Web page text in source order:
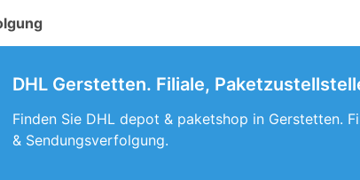
DHL Gerstetten. Filiale,
Finden Sie DHL depot & paketshop in Gerstetten.
& Sendungsverfolgung.